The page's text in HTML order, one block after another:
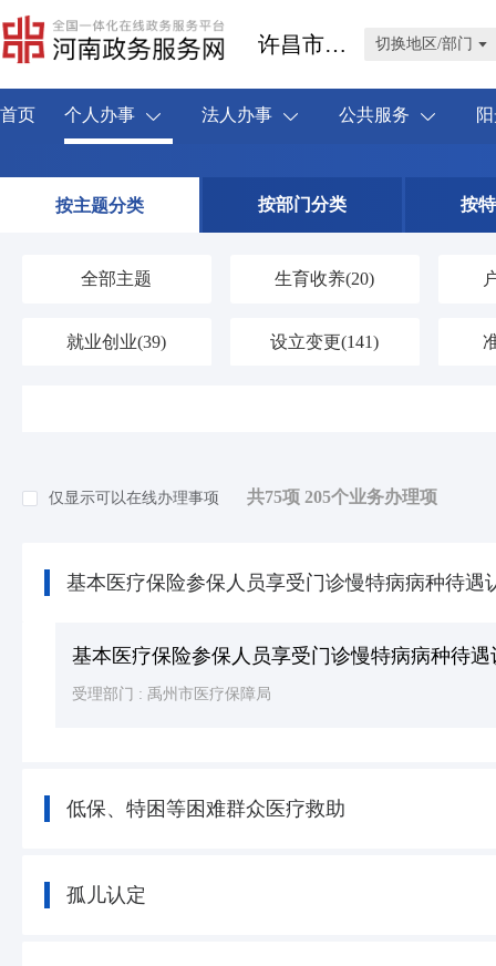
许昌市禹州市 切换地区/部门
首页 个人办事 法人办事 公共服务
按主题分类 按部门分类 按
全部主题 生育收养(20)
就业创业(39) 设立变更(141)
死亡殡葬 (3) 其他（含个体工商户，人类生命周期排序）等
仅显示可以在线办理事项 共75项 205个业务办理项
基本医疗保险参保人员享受门诊慢特病病种待遇
基本医疗保险参保人员享受门诊慢特病病种待
受理部门 : 禹州市医疗保障局
低保、特困等困难群众医疗救助
孤儿认定